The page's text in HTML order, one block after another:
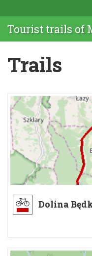
Tourist trails of
Trails
Dolina
Łabajowa